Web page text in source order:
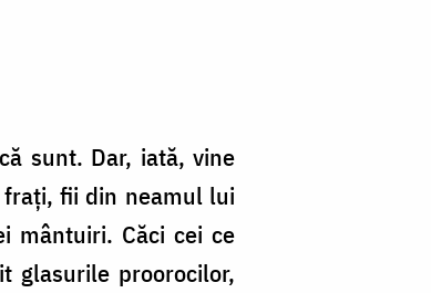
sunt. Dar, iată, vine
fraţi, fii din neamul lui
mântuiri. Căci cei ce
glasurile proorocilor,